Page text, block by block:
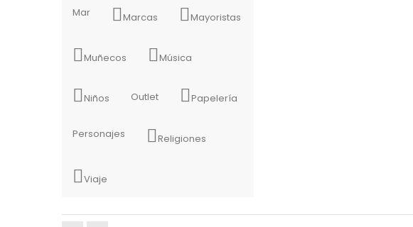
Mar Marcas Mayoristas
Muñecos Música
Niños Outlet Papelería
Personajes Religiones
Viaje